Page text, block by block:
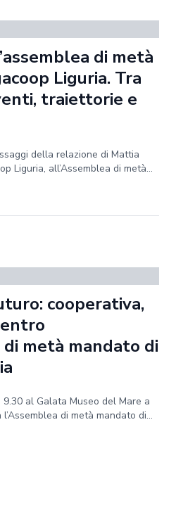
di metà
Liguria. Tra
traiettorie e
della relazione di Mattia
Liguria, all’Assemblea di metà...
cooperativa,
metà mandato di
al Galata Museo del Mare a
di metà mandato di...